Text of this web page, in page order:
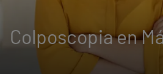
Colposcopia en